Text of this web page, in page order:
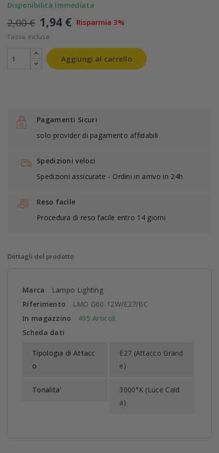
Disponibilità immediata
2,00 € 1,94 € Risparmia 3%
Tasse incluse
Aggiungi al carrello
Pagamenti Sicuri
solo provider di pagamento affidabili
Spedizioni veloci
Spedizioni assicurate - Ordini in arrivo in 24h
Reso facile
Procedura di reso facile entro 14 giorni
Dettagli del prodotto
Marca
Lampo Lighting
Riferimento
LMO G60-12W/E27/BC
In magazzino
495 Articoli
Scheda dati
Tipologia di Attacc
o
E27 (Attacco Grand
e)
Tonalita'
3000°K (Luce Cald
a)